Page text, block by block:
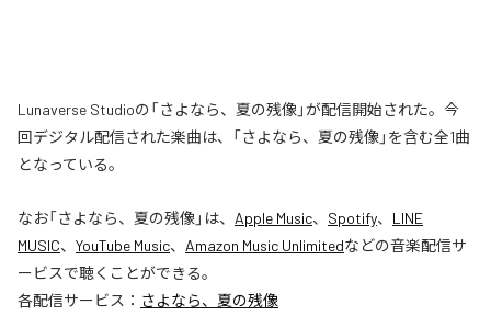
Lunaverse Studioの「さよなら、夏の残像」が配信開始された。今
回デジタル配信された楽曲は、「さよなら、夏の残像」を含む全1曲
となっている。
なお「さよなら、夏の残像」は、 Apple Music、 Spotify、 LINE
MUSIC、 YouTube Music、 Amazon Music Unlimitedなどの音楽配信サ
ービスで聴くことができる。
各配信サービス： さよなら、夏の残像